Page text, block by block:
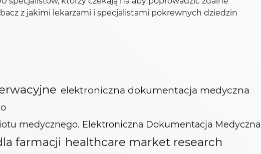
z jakimi lekarzami i specjalistami pokrewnych dziedzin
elektroniczna dokumentacja medyczna
medycznego. Elektroniczna Dokumentacja Medyczna
farmacji healthcare market research